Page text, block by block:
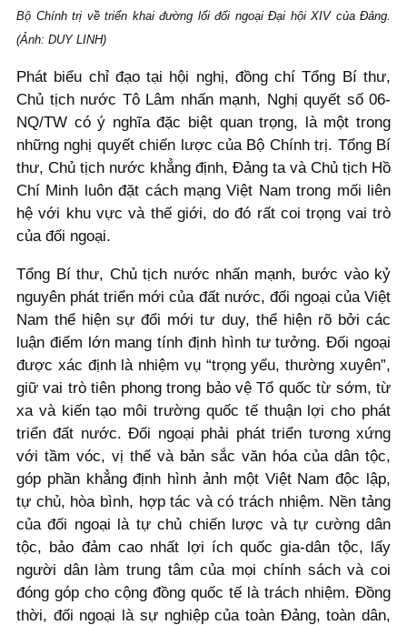
Bộ Chính trị về triển khai đường lối đối ngoại Đại hội XIV của Đảng.
(Ảnh: DUY LINH)
Phát biểu chỉ đạo tại hội nghị, đồng chí Tổng Bí thư,
Chủ tịch nước Tô Lâm nhấn mạnh, Nghị quyết số 06-
NQ/TW có ý nghĩa đặc biệt quan trọng, là một trong
những nghị quyết chiến lược của Bộ Chính trị. Tổng Bí
thư, Chủ tịch nước khẳng định, Đảng ta và Chủ tịch Hồ
Chí Minh luôn đặt cách mạng Việt Nam trong mối liên
hệ với khu vực và thế giới, do đó rất coi trọng vai trò
của đối ngoại.
Tổng Bí thư, Chủ tịch nước nhấn mạnh, bước vào kỷ
nguyên phát triển mới của đất nước, đối ngoại của Việt
Nam thể hiện sự đổi mới tư duy, thể hiện rõ bởi các
luận điểm lớn mang tính định hình tư tưởng. Đối ngoại
được xác định là nhiệm vụ “trọng yếu, thường xuyên”,
giữ vai trò tiên phong trong bảo vệ Tổ quốc từ sớm, từ
xa và kiến tạo môi trường quốc tế thuận lợi cho phát
triển đất nước. Đối ngoại phải phát triển tương xứng
với tầm vóc, vị thế và bản sắc văn hóa của dân tộc,
góp phần khẳng định hình ảnh một Việt Nam độc lập,
tự chủ, hòa bình, hợp tác và có trách nhiệm. Nền tảng
của đối ngoại là tự chủ chiến lược và tự cường dân
tộc, bảo đảm cao nhất lợi ích quốc gia-dân tộc, lấy
người dân làm trung tâm của mọi chính sách và coi
đóng góp cho cộng đồng quốc tế là trách nhiệm. Đồng
thời, đối ngoại là sự nghiệp của toàn Đảng, toàn dân,